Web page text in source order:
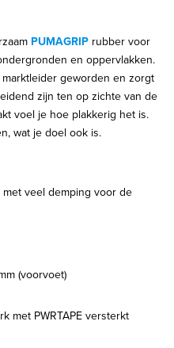
PUMAGRIP rubber voor
en oppervlakken.
geworden en zorgt
zijn ten op zichte van de
voel je hoe plakkerig het is.
wat je doel ook is.
veel demping voor de
(voorvoet)
met PWRTAPE versterkt